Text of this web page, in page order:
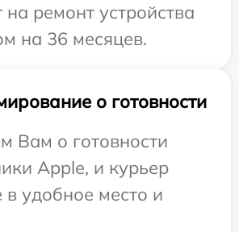
ремонт устройства
на 36 месяцев.
о готовности
Вам о готовности
Apple, и курьер
в удобное место и